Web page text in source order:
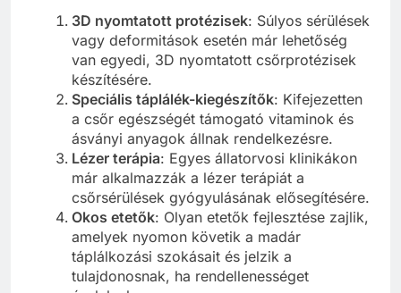
3D nyomtatott protézisek: Súlyos sérülések
vagy deformitások esetén már lehetőség
van egyedi, 3D nyomtatott csőrprotézisek
készítésére.
Speciális táplálék-kiegészítők: Kifejezetten
a csőr egészségét támogató vitaminok és
ásványi anyagok állnak rendelkezésre.
Lézer terápia: Egyes állatorvosi klinikákon
már alkalmazzák a lézer terápiát a
csőrsérülések gyógyulásának elősegítésére.
Okos etetők: Olyan etetők fejlesztése zajlik,
amelyek nyomon követik a madár
táplálkozási szokásait és jelzik a
tulajdonosnak, ha rendellenességet